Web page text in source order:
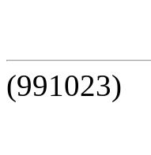
(991023)